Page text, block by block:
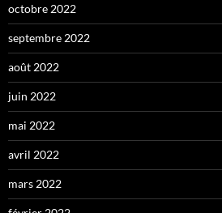
octobre 2022
septembre 2022
août 2022
juin 2022
mai 2022
avril 2022
mars 2022